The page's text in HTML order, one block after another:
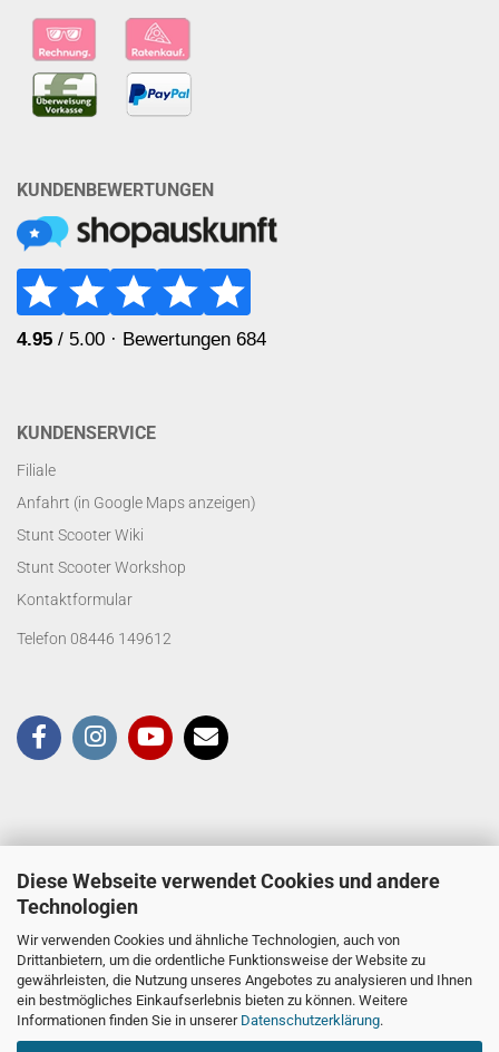
Diese Webseite verwendet Cookies und andere
Technologien
Wir verwenden Cookies und ähnliche Technologien, auch von
Drittanbietern, um die ordentliche Funktionsweise der Website zu
gewährleisten, die Nutzung unseres Angebotes zu analysieren und Ihnen
ein bestmögliches Einkaufserlebnis bieten zu können. Weitere
Informationen finden Sie in unserer Datenschutzerklärung.
KUNDENBEWERTUNGEN
KUNDENSERVICE
Filiale
Anfahrt (in Google Maps anzeigen)
Stunt Scooter Wiki
Stunt Scooter Workshop
Kontaktformular
Telefon 08446 149612